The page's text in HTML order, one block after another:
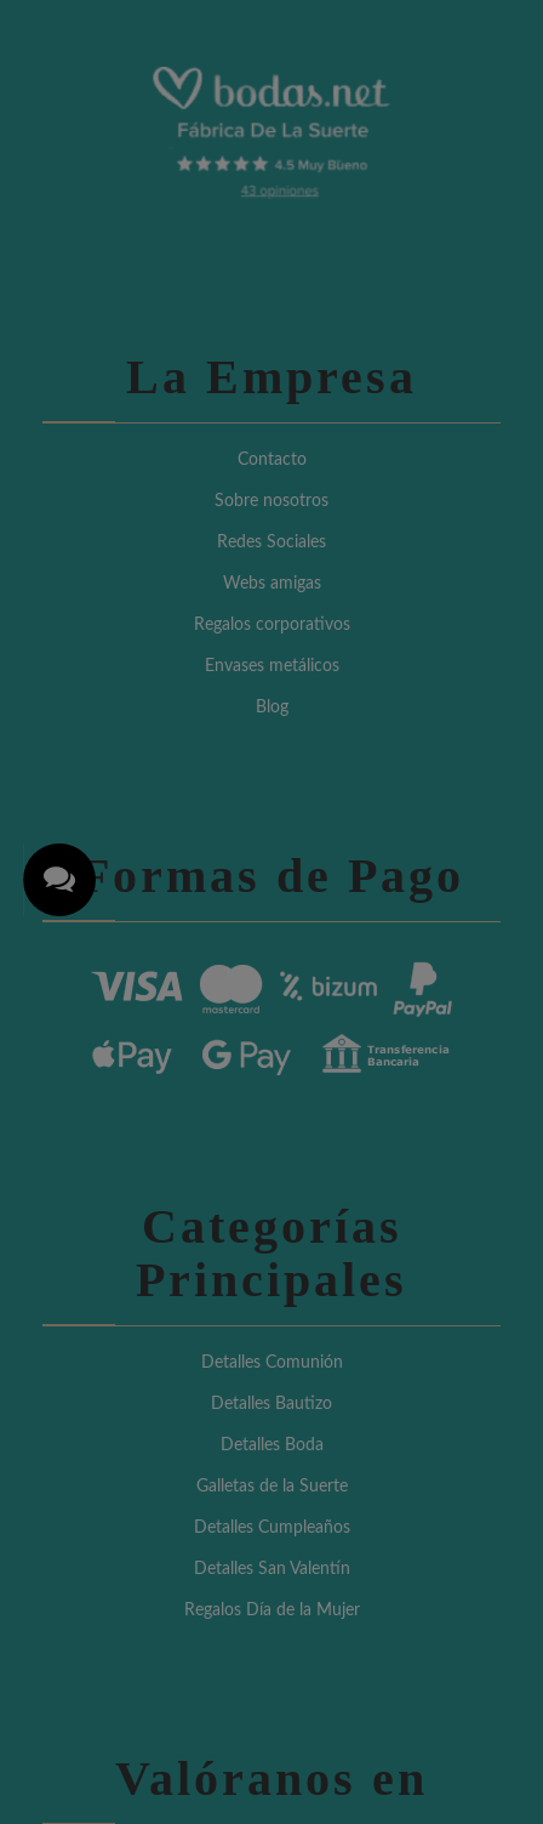
La Empresa
Contacto
Sobre nosotros
Redes Sociales
Webs amigas
Regalos corporativos
Envases metálicos
Blog
Formas de Pago
Categorías
Principales
Detalles Comunión
Detalles Bautizo
Detalles Boda
Galletas de la Suerte
Detalles Cumpleaños
Detalles San Valentín
Regalos Día de la Mujer
Valóranos en